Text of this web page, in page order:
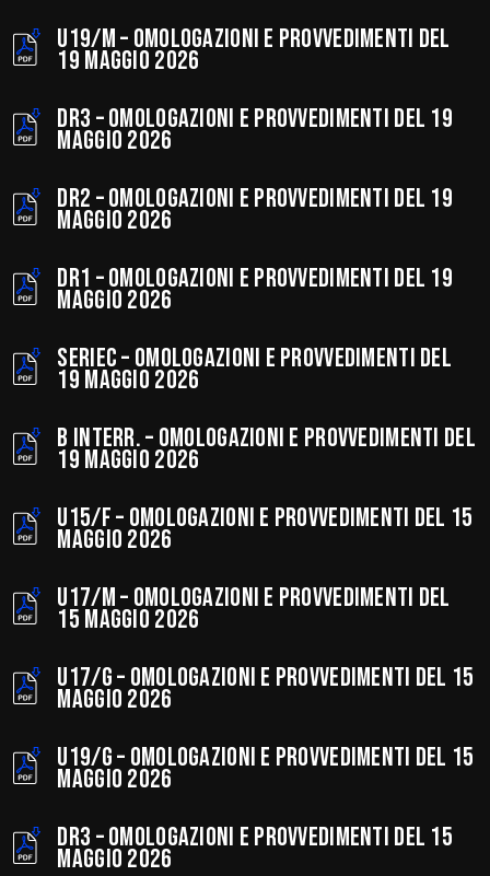
Minibasket Regionale
Minibasket Bologna
Comitati Provinciali
CORTE SPORTIVA D’APPELLO TERRITORIALE REGIONALE
U19/M – Omologazioni e provvedimenti del
19 maggio 2026
DR3 – Omologazioni e provvedimenti del 19
maggio 2026
DR2 – Omologazioni e provvedimenti del 19
maggio 2026
DR1 – Omologazioni e provvedimenti del 19
maggio 2026
SERIEC – Omologazioni e provvedimenti del
19 maggio 2026
B INTERR. – Omologazioni e provvedimenti del
19 maggio 2026
U15/F – Omologazioni e provvedimenti del 15
maggio 2026
U17/M – Omologazioni e provvedimenti del
15 maggio 2026
U17/G – Omologazioni e provvedimenti del 15
maggio 2026
U19/G – Omologazioni e provvedimenti del 15
maggio 2026
DR3 – Omologazioni e provvedimenti del 15
maggio 2026